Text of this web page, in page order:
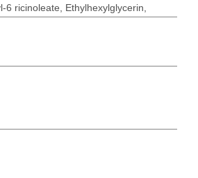
6 ricinoleate, Ethylhexylglycerin,